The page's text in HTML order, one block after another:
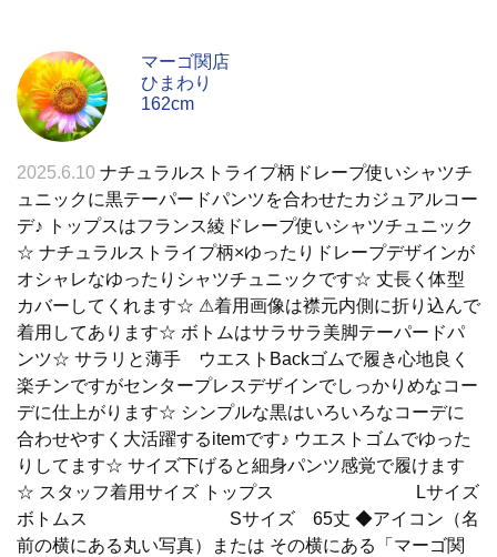
マーゴ関店
ひまわり
162cm
2025.6.10 ナチュラルストライプ柄ドレープ使いシャツチ
ュニックに黒テーパードパンツを合わせたカジュアルコー
デ♪ トップスはフランス綾ドレープ使いシャツチュニック
☆ ナチュラルストライプ柄×ゆったりドレープデザインが
オシャレなゆったりシャツチュニックです☆ 丈長く体型
カバーしてくれます☆ ⚠︎着用画像は襟元内側に折り込んで
着用してあります☆ ボトムはサラサラ美脚テーパードパ
ンツ☆ サラリと薄手 ウエストBackゴムで履き心地良く
楽チンですがセンタープレスデザインでしっかりめなコー
デに仕上がります☆ シンプルな黒はいろいろなコーデに
合わせやすく大活躍するitemです♪ ウエストゴムでゆった
りしてます☆ サイズ下げると細身パンツ感覚で履けます
☆ スタッフ着用サイズ トップス Lサイズ
ボトムス Sサイズ 65丈 ◆アイコン（名
前の横にある丸い写真）または その横にある「マーゴ関